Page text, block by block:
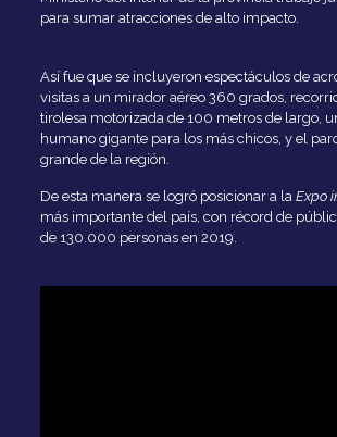
para sumar atracciones de alto impacto.
Así fue que se incluyeron espectáculos de
visitas a un mirador aéreo 360 grados,
tirolesa motorizada de 100 metros de largo,
humano gigante para los más chicos, y el
grande de la región.
De esta manera se logró posicionar a la Expo
más importante del país, con récord de
de 130.000 personas en 2019.